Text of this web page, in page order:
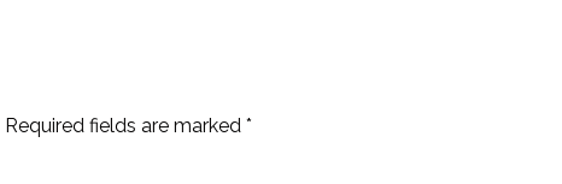
Required fields are marked*